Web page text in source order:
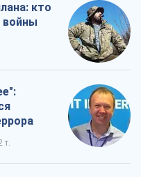
кто
войны
т.